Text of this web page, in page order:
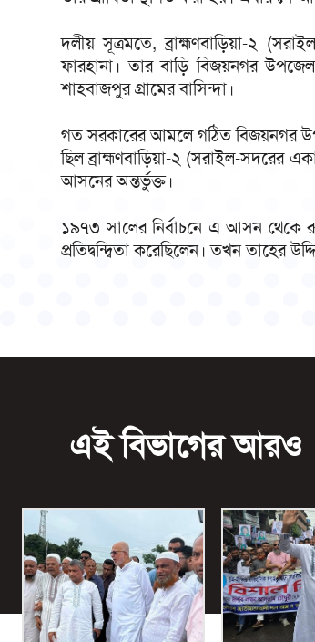
দলীয় সূত্রমতে, ব্রাহ্মণবাড়িয়া-২
ফারহানা। তার বাড়ি বিজয়নগর
শাহবাজপুর গ্রামের বাসিন্দা।
গত সরকারের আমলে গঠিত বিজয়নগর
ছিল ব্রাহ্মণবাড়িয়া-২ (সরাইল-সদরের
আসনের অন্তর্ভুক্ত।
১৯৭৩ সালের নির্বাচনে এ আসন থেকে
প্রতিদ্বন্দ্বিতা করেছিলেন। তখন তাহের
এই বিভাগের আরও